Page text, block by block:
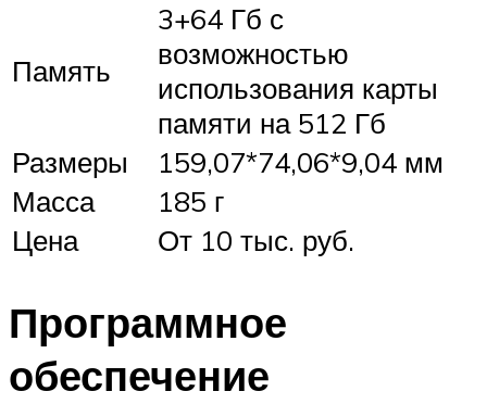
Память
3+64 Гб с
возможностью
использования карты
памяти на 512 Гб
Размеры
159,07*74,06*9,04 мм
Масса
185 г
Цена
От 10 тыс. руб.
Программное
обеспечение